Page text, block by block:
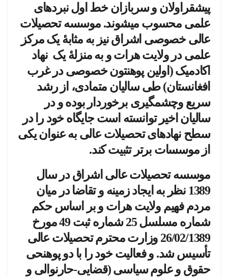
پیشقراولان و سربازان خط اول نبردهای
علمی محسوب می­شوند. موسسه تحصیلات
­عالی خصوصی اشراق نیز به مثابۀ یک مرکز
علمی در ولایت هرات و به منزلۀ یک نهاد
اکادمیک (اولین پوهنتون خصوصی در غرب
افغانستان) طی سالیان متمادی، از رشد
سریع وچشمگیری برخوردار بوده و در
سالیان اخیر توانسته است جایگاه خود را در
سطح نهادهای تحصیلات عالی به عنوان یکی
از موسسات برتر تثبیت کند.
موسسه تحصیلات ­عالی اشراق در سال
1389 نظر به ایجاد زمینه و تقاضا در میان
مردم فهیم ولایت هرات و بر اساس حکم
شماره مسلسل 25 شماره ثبت 49 مورخ
26/02/1389 وزارت محترم تحصیلات عالی
تأسیس شد. و فعالیت خود را با دو پوهنحی
حقوق و علوم­ سیاسی (قضایی-حارنوالی و